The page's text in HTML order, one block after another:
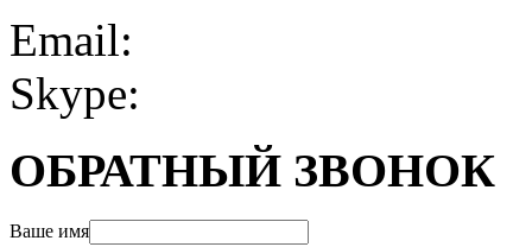
Email:
Skype:
ОБРАТНЫЙ ЗВОНОК
Ваше имя